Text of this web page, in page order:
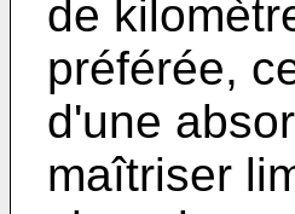
de
préférée,
d'une
maîtriser